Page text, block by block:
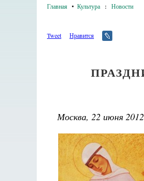
Главная Культура : Новости
Tweet Нравится
Москва, 22 июня